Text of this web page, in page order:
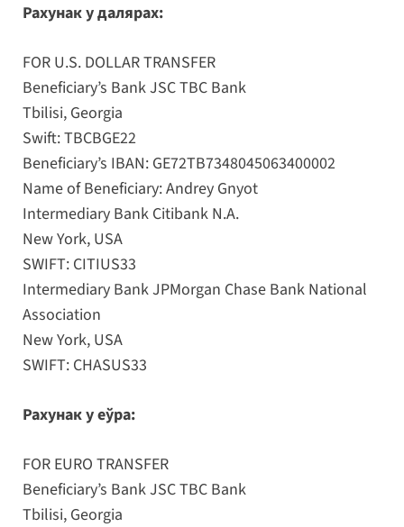
Рахунак у далярах:
FOR U.S. DOLLAR TRANSFER
Beneficiary’s Bank JSC TBC Bank
Tbilisi, Georgia
Swift: TBCBGE22
Beneficiary’s IBAN: GE72TB7348045063400002
Name of Beneficiary: Andrey Gnyot
Intermediary Bank Citibank N.A.
New York, USA
SWIFT: CITIUS33
Intermediary Bank JPMorgan Chase Bank National
Association
New York, USA
SWIFT: CHASUS33
Рахунак у еўра:
FOR EURO TRANSFER
Beneficiary’s Bank JSC TBC Bank
Tbilisi, Georgia